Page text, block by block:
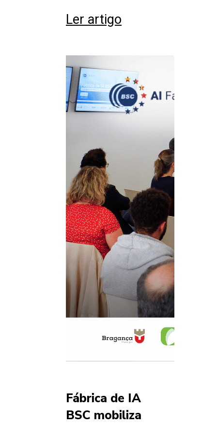
Ler artigo
Fábrica de IA
BSC mobiliza